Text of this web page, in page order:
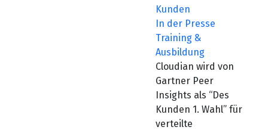
Kunden
In der Presse
Training &
Ausbildung
Cloudian wird von
Gartner Peer
Insights als “Des
Kunden 1. Wahl” für
verteilte